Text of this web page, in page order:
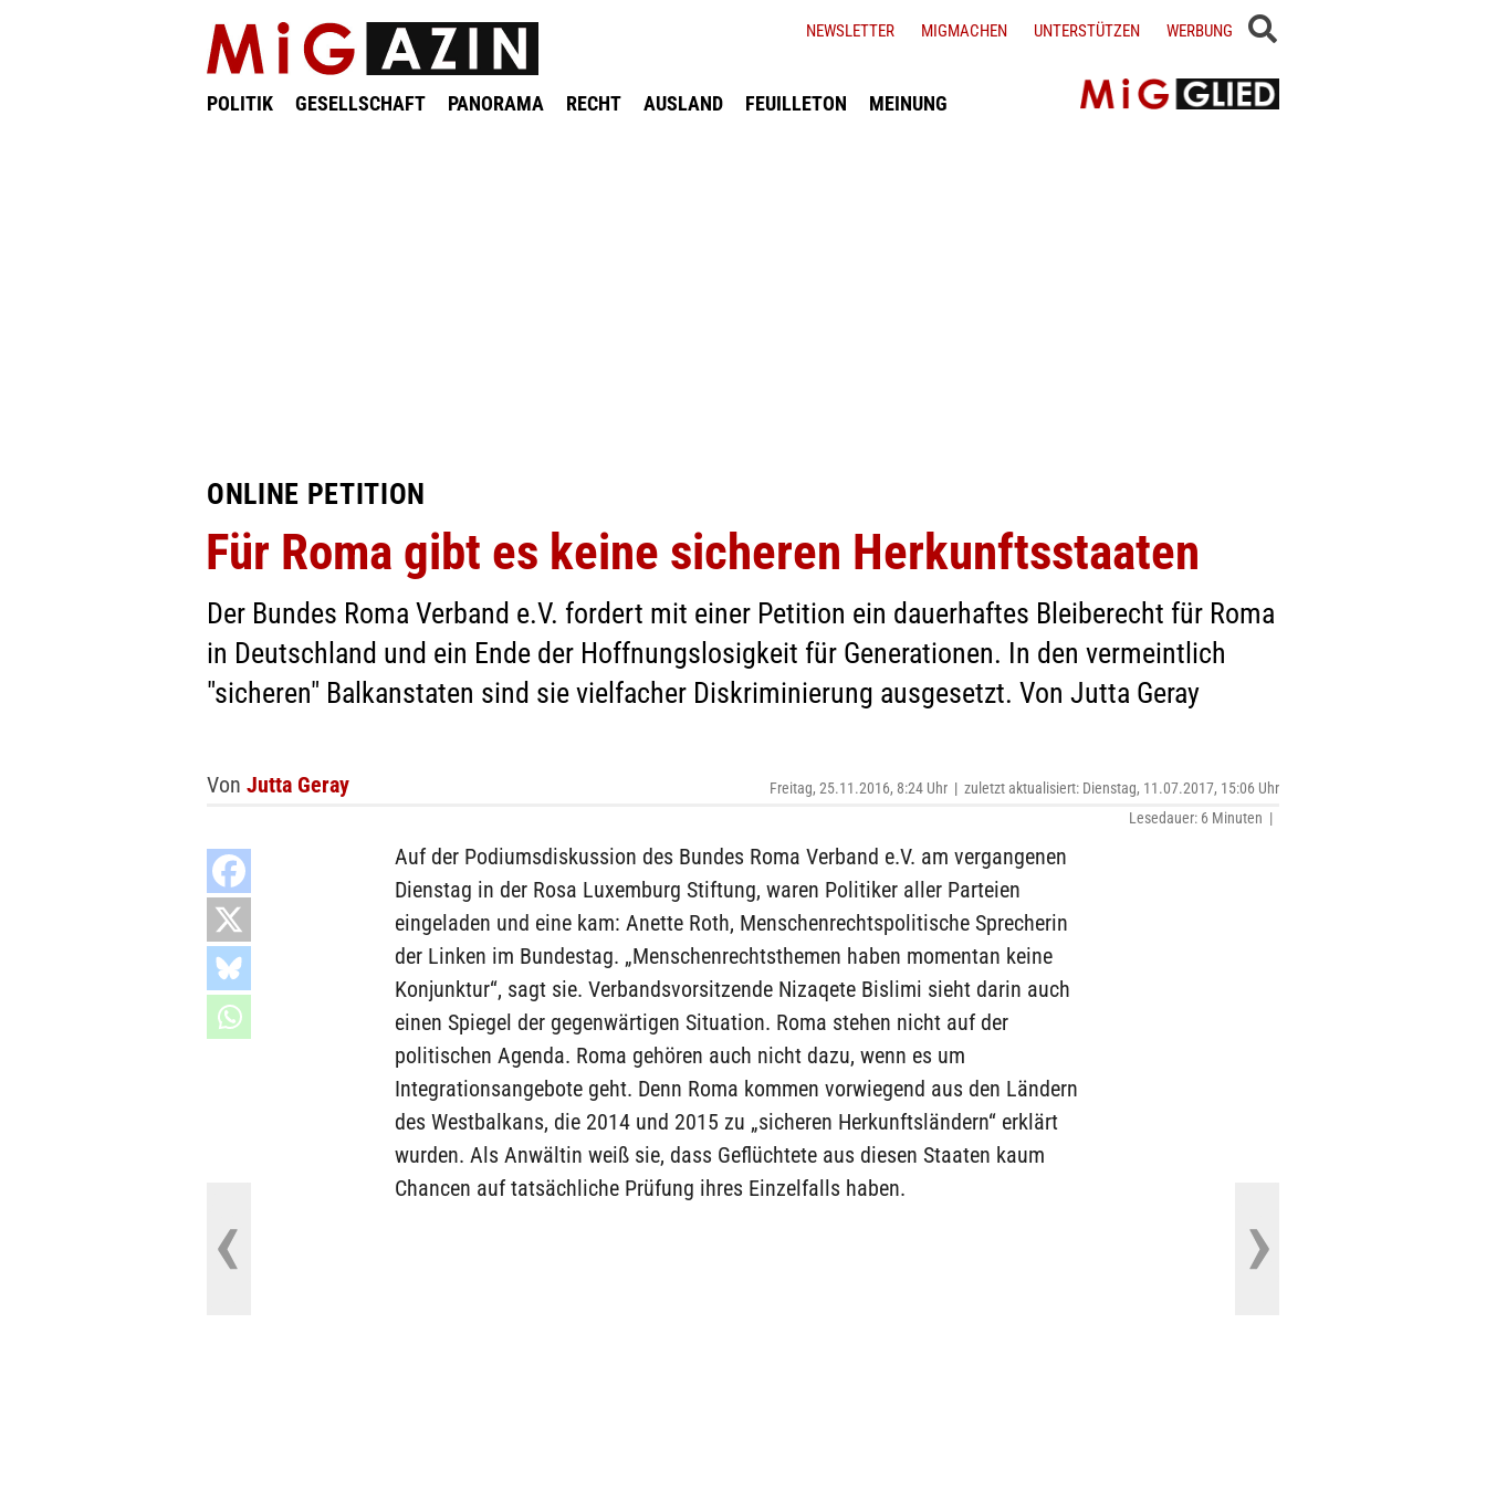
POLITIK GESELLSCHAFT PANORAMA RECHT AUSLAND FEUILLETON MEINUNG
NEWSLETTER MIGMACHEN UNTERSTÜTZEN WERBUNG
ONLINE PETITION
Für Roma gibt es keine sicheren Herkunftsstaaten
Der Bundes Roma Verband e.V. fordert mit einer Petition ein dauerhaftes Bleiberecht für Roma
in Deutschland und ein Ende der Hoffnungslosigkeit für Generationen. In den vermeintlich
"sicheren" Balkanstaten sind sie vielfacher Diskriminierung ausgesetzt. Von Jutta Geray
Von Jutta Geray Freitag, 25.11.2016, 8:24 Uhr | zuletzt aktualisiert: Dienstag, 11.07.2017, 15:06 Uhr
Lesedauer: 6 Minuten |
Auf der Podiumsdiskussion des Bundes Roma Verband e.V. am vergangenen
Dienstag in der Rosa Luxemburg Stiftung, waren Politiker aller Parteien
eingeladen und eine kam: Anette Roth, Menschenrechtspolitische Sprecherin
der Linken im Bundestag. „Menschenrechtsthemen haben momentan keine
Konjunktur“, sagt sie. Verbandsvorsitzende Nizaqete Bislimi sieht darin auch
einen Spiegel der gegenwärtigen Situation. Roma stehen nicht auf der
politischen Agenda. Roma gehören auch nicht dazu, wenn es um
Integrationsangebote geht. Denn Roma kommen vorwiegend aus den Ländern
des Westbalkans, die 2014 und 2015 zu „sicheren Herkunftsländern“ erklärt
wurden. Als Anwältin weiß sie, dass Geflüchtete aus diesen Staaten kaum
Chancen auf tatsächliche Prüfung ihres Einzelfalls haben.